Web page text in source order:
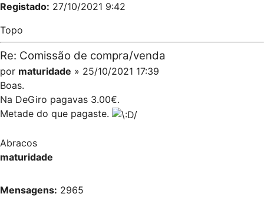
Registado: 27/10/2021 9:42
Topo
Re: Comissão de compra/venda
por maturidade » 25/10/2021 17:39
Boas.
Na DeGiro pagavas 3.00€.
Metade do que pagaste.
Abracos
maturidade
Mensagens: 2965